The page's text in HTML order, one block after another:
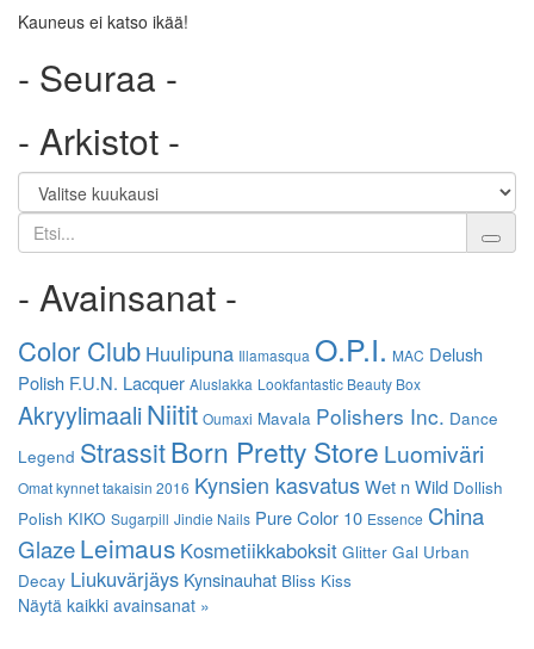
Kauneus ei katso ikää!
- Seuraa -
- Arkistot -
Etsi
- Avainsanat -
Color Club Huulipuna Illamasqua O.P.I. MAC Delush
Polish F.U.N. Lacquer Aluslakka Lookfantastic Beauty Box
AkryylimaaliNiitit Oumaxi Mavala Polishers Inc. Dance
Legend StrassitBorn Pretty Store Luomiväri
Omat kynnet takaisin 2016 Kynsien kasvatusWet n Wild Dollish
Polish KIKO Sugarpill Jindie Nails Pure Color 10 Essence China
GlazeLeimaus Kosmetiikkaboksit Glitter Gal Urban
Decay Liukuvärjäys Kynsinauhat Bliss Kiss
Näytä kaikki avainsanat »